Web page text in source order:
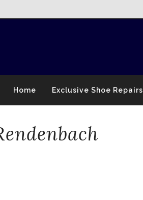
Home Exclusive Shoe Repairs